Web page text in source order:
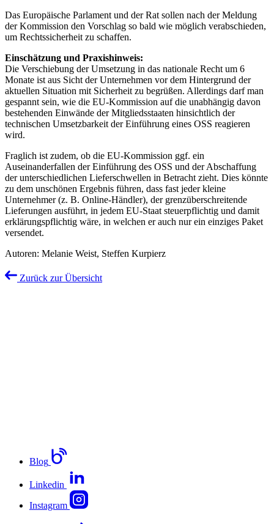
Das Europäische Parlament und der Rat sollen nach der Meldung
der Kommission den Vorschlag so bald wie möglich verabschieden,
um Rechtssicherheit zu schaffen.
Einschätzung und Praxishinweis:
Die Verschiebung der Umsetzung in das nationale Recht um 6
Monate ist aus Sicht der Unternehmen vor dem Hintergrund der
aktuellen Situation mit Sicherheit zu begrüßen. Allerdings darf man
gespannt sein, wie die EU-Kommission auf die unabhängig davon
bestehenden Einwände der Mitgliedsstaaten hinsichtlich der
technischen Umsetzbarkeit der Einführung eines OSS reagieren
wird.
Fraglich ist zudem, ob die EU-Kommission ggf. ein
Auseinanderfallen der Einführung des OSS und der Abschaffung
der unterschiedlichen Lieferschwellen in Betracht zieht. Dies könnte
zu dem unschönen Ergebnis führen, dass fast jeder kleine
Unternehmer (z. B. Online-Händler), der grenzüberschreitende
Lieferungen ausführt, in jedem EU-Staat steuerpflichtig und damit
erklärungspflichtig wäre, in welchen er auch nur ein einziges Paket
versendet.
Autoren: Melanie Weist, Steffen Kurpierz
Zurück zur Übersicht
Blog
Linkedin
Instagram